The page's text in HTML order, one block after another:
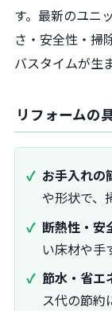
す。最新のユニ
さ・安全性・掃
バスタイムが生
リフォームの
お手入れの
や形状で、
断熱性・安
い床材や手
節水・省エ
ス代の節約